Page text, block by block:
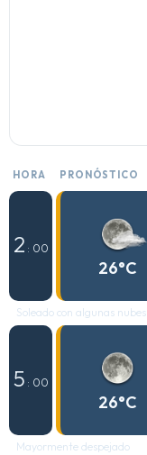
HORA PRONÓSTICO
2 : 00
26°C
Soleado con algunas nubes
5 : 00
26°C
Mayormente despejado